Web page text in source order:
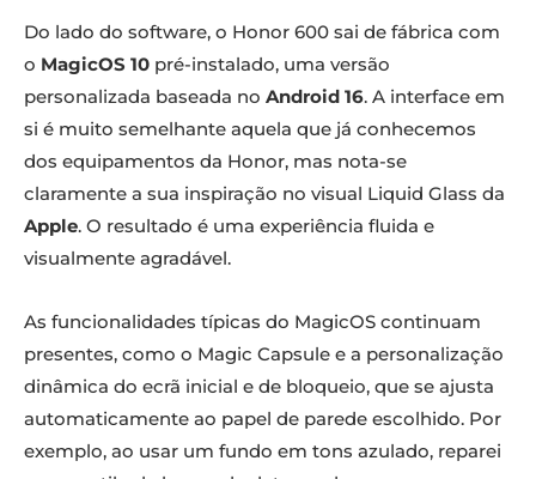
Do lado do software, o Honor 600 sai de fábrica com
o MagicOS 10 pré-instalado, uma versão
personalizada baseada no Android 16. A interface em
si é muito semelhante aquela que já conhecemos
dos equipamentos da Honor, mas nota-se
claramente a sua inspiração no visual Liquid Glass da
Apple. O resultado é uma experiência fluida e
visualmente agradável.
As funcionalidades típicas do MagicOS continuam
presentes, como o Magic Capsule e a personalização
dinâmica do ecrã inicial e de bloqueio, que se ajusta
automaticamente ao papel de parede escolhido. Por
exemplo, ao usar um fundo em tons azulado, reparei